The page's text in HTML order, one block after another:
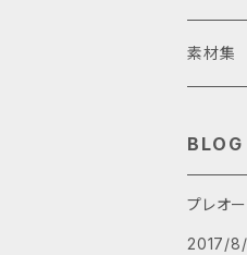
スマホケ
iPhone
素材集
4K
BLOG
プレオ
2017/